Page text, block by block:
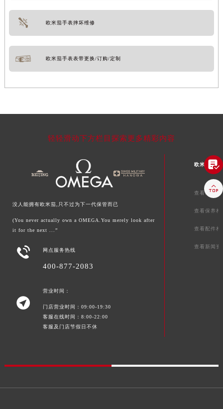
欧米茄手表摔坏维修
欧米茄手表表带更换/订购/定制
轻轻滑动下方栏目探索更多精彩内容
没人能拥有欧米茄,只不过为下一代保管而已
(You never actually own a OMEGA.You merely look after
it for the next ...”
 网点服务热线
400-877-2083

营业时间：
门店营业时间：09:00-19:30
客服在线时间：8:00-22:00
客服及门店节假日不休
欧米茄文章
查看维修相
查看保养相
查看配件相
查看新闻资

